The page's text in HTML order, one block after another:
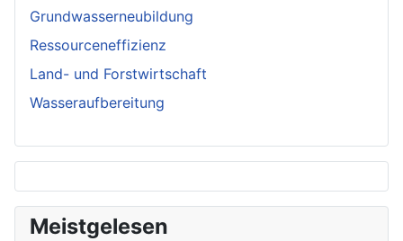
Grundwasserneubildung
Ressourceneffizienz
Land- und Forstwirtschaft
Wasseraufbereitung
Meistgelesen